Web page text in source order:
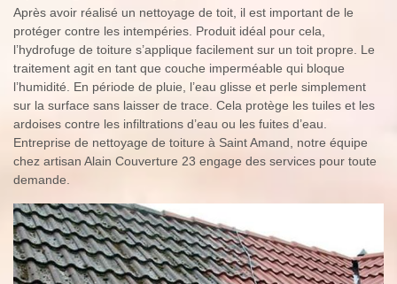
Après avoir réalisé un nettoyage de toit, il est important de le
protéger contre les intempéries. Produit idéal pour cela,
l’hydrofuge de toiture s’applique facilement sur un toit propre. Le
traitement agit en tant que couche imperméable qui bloque
l’humidité. En période de pluie, l’eau glisse et perle simplement
sur la surface sans laisser de trace. Cela protège les tuiles et les
ardoises contre les infiltrations d’eau ou les fuites d’eau.
Entreprise de nettoyage de toiture à Saint Amand, notre équipe
chez artisan Alain Couverture 23 engage des services pour toute
demande.